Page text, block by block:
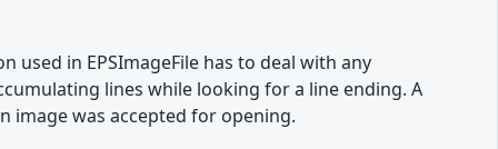
used in EPSImageFile has to deal with any
lines while looking for a line ending. A
image was accepted for opening.